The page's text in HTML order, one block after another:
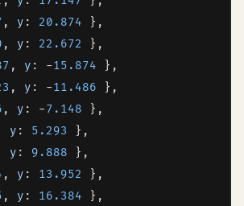
, y : 20.874 },
, y : 22.672
},
, y : -15.874 },
, y : -11.486 },
, y : -7.148 },
y : 5.293
},
y : 9.888 },
, y : 13.952
},
, y : 16.384 },